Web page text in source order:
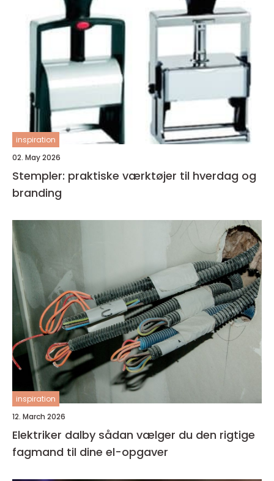
inspiration
02. May 2026
Stempler: praktiske værktøjer til hverdag og
branding
inspiration
12. March 2026
Elektriker dalby sådan vælger du den rigtige
fagmand til dine el-opgaver